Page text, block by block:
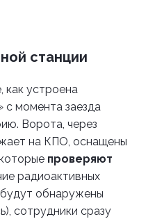
станции
как устроена
с момента заезда
Ворота, через
на КПО, оснащены
проверяют
радиоактивных
обнаружены
сотрудники сразу